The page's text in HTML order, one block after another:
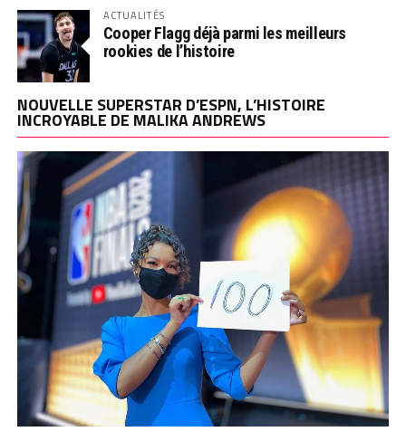
ACTUALITÉS
Cooper Flagg déjà parmi les meilleurs
rookies de l’histoire
NOUVELLE SUPERSTAR D’ESPN, L’HISTOIRE
INCROYABLE DE MALIKA ANDREWS